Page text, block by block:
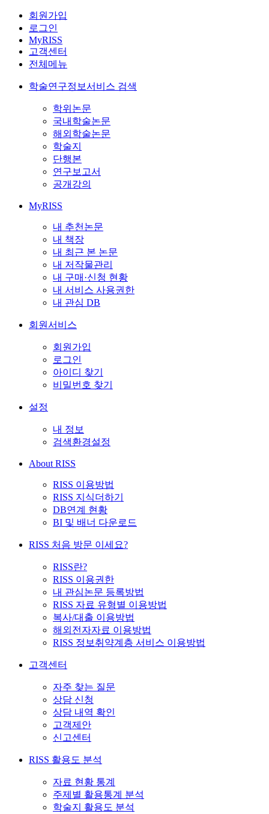
회원가입
로그인
MyRISS
고객센터
전체메뉴
학술연구정보서비스 검색
학위논문
국내학술논문
해외학술논문
학술지
단행본
연구보고서
공개강의
MyRISS
내 추천논문
내 책장
내 최근 본 논문
내 저작물관리
내 구매·신청 현황
내 서비스 사용권한
내 관심 DB
회원서비스
회원가입
로그인
아이디 찾기
비밀번호 찾기
설정
내 정보
검색환경설정
About RISS
RISS 이용방법
RISS 지식더하기
DB연계 현황
BI 및 배너 다운로드
RISS 처음 방문 이세요?
RISS란?
RISS 이용권한
내 관심논문 등록방법
RISS 자료 유형별 이용방법
복사/대출 이용방법
해외전자자료 이용방법
RISS 정보취약계층 서비스 이용방법
고객센터
자주 찾는 질문
상담 신청
상담 내역 확인
고객제안
신고센터
RISS 활용도 분석
자료 현황 통계
주제별 활용통계 분석
학술지 활용도 분석